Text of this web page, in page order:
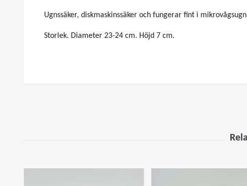
Ugnssäker, diskmaskinssäker och fungerar fint i mikrovågsugn
Storlek. Diameter 23-24 cm. Höjd 7 cm.